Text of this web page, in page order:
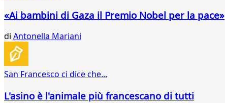
...
«Ai bambini di Gaza il Premio Nobel per la pace»
di Antonella Mariani
San Francesco ci dice che...
L'asino è l'animale più francescano di tutti